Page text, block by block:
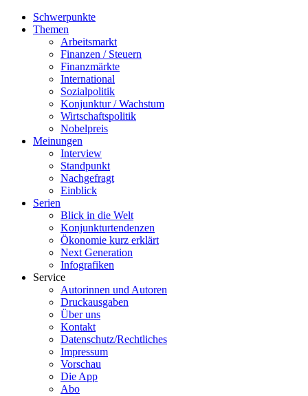
Schwerpunkte
Themen
Arbeitsmarkt
Finanzen / Steuern
Finanzmärkte
International
Sozialpolitik
Konjunktur / Wachstum
Wirtschaftspolitik
Nobelpreis
Meinungen
Interview
Standpunkt
Nachgefragt
Einblick
Serien
Blick in die Welt
Konjunkturtendenzen
Ökonomie kurz erklärt
Next Generation
Infografiken
Service
Autorinnen und Autoren
Druckausgaben
Über uns
Kontakt
Datenschutz/Rechtliches
Impressum
Vorschau
Die App
Abo